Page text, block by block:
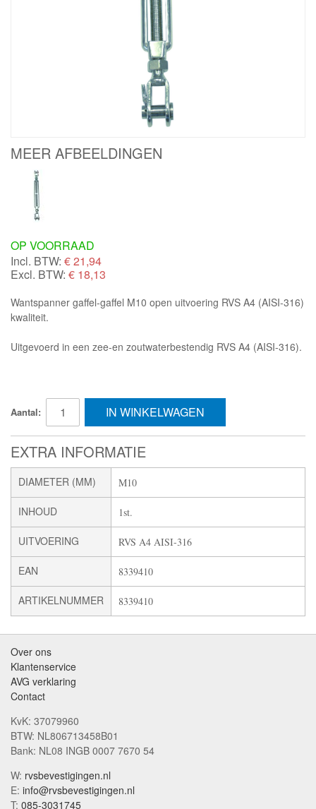
MEER AFBEELDINGEN
OP VOORRAAD
Incl. BTW: €21,94
Excl. BTW: € 18,13
Wantspanner gaffel-gaffel M10 open uitvoering RVS A4 (AISI-316)
kwaliteit.
Uitgevoerd in een zee-en zoutwaterbestendig RVS A4 (AISI-316).
Aantal: IN WINKELWAGEN
EXTRA INFORMATIE
DIAMETER (MM) M10
INHOUD 1st.
UITVOERING RVS A4 AISI-316
EAN 8339410
ARTIKELNUMMER 8339410
Over ons
Klantenservice
AVG verklaring
Contact
KvK: 37079960
BTW: NL806713458B01
Bank: NL08 INGB 0007 7670 54
W: rvsbevestigingen.nl
E: info@rvsbevestigingen.nl
T: 085-3031745